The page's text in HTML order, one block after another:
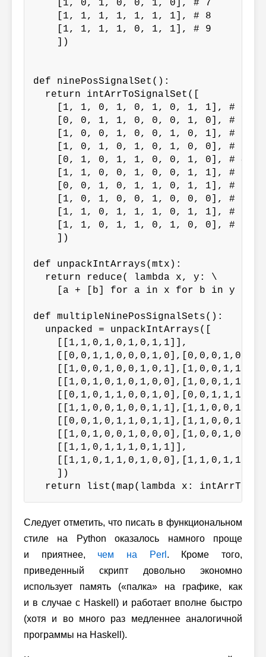
    [1, 0, 1, 0, 0, 1, 0], # 7
    [1, 1, 1, 1, 1, 1, 1], # 8
    [1, 1, 1, 1, 0, 1, 1], # 9
    ])
def ninePosSignalSet():
  return intArrToSignalSet([
    [1, 1, 0, 1, 0, 1, 0, 1, 1], # 0
    [0, 0, 1, 1, 0, 0, 0, 1, 0], # 1
    [1, 0, 0, 1, 0, 0, 1, 0, 1], # 2
    [1, 0, 1, 0, 1, 0, 1, 0, 0], # 3
    [0, 1, 0, 1, 1, 0, 0, 1, 0], # 4
    [1, 1, 0, 0, 1, 0, 0, 1, 1], # 5
    [0, 0, 1, 0, 1, 1, 0, 1, 1], # 6
    [1, 0, 1, 0, 0, 1, 0, 0, 0], # 7
    [1, 1, 0, 1, 1, 1, 0, 1, 1], # 8
    [1, 1, 0, 1, 1, 0, 1, 0, 0], # 9
    ])
def unpackIntArrays(mtx):
  return reduce( lambda x, y: \
[a + [b] for a in x for b in y ],
def multipleNinePosSignalSets():
  unpacked = unpackIntArrays([
    [[1,1,0,1,0,1,0,1,1]],
    [[1,1,0,1,1,1,0,1,1]],
    ])
return list(map(lambda x:
Следует отметить, что писать в функциональном
стиле на Python оказалось намного проще
и приятнее, чем на Perl . Кроме того,
приведенный скрипт довольно экономно
использует память («палка» на графике, как
и в случае с Haskell) и работает вполне быстро
(хотя и во много раз медленнее аналогичной
программы на Haskell).